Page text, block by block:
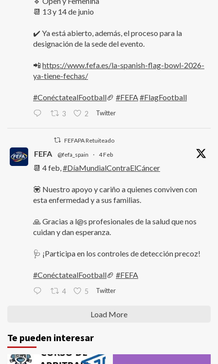
📆 13 y 14 de junio
✔️ Ya está abierto, además, el proceso para la
designación de la sede del evento.
📲 https://www.fefa.es/la-spanish-flag-bowl-2026-
ya-tiene-fechas/
#ConéctatealFootball🏈 #FEFA#FlagFootball
3 2 Twitter
FEFAPA Retuiteado
FEFA @fefa_spain · 4 Feb
📆 4 feb,#DíaMundialContraElCáncer
💟 Nuestro apoyo y cariño a quienes conviven con
esta enfermedad y a sus familias.
🙏 Gracias a l@s profesionales de la salud que nos
cuidan y dan esperanza.
🩺 ¡Participa en los controles de detección precoz!
#ConéctatealFootball🏈 #FEFA
4 5 Twitter
Load More
Te pueden interesar